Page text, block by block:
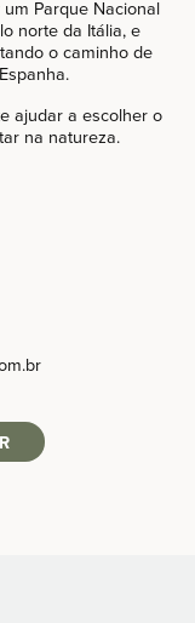
Parque Nacional
norte da Itália, e
o caminho de
ajudar a escolher o
na natureza.